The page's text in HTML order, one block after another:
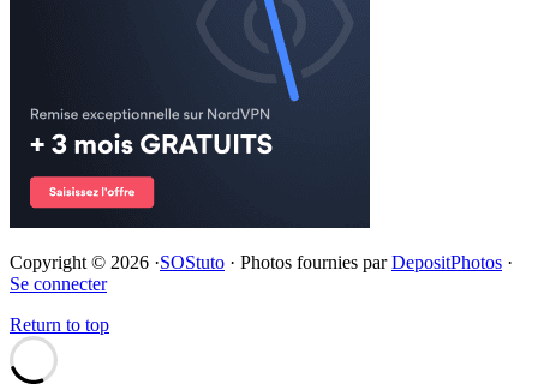
Copyright © 2026 ·SOStuto · Photos fournies parDepositPhotos ·
Se connecter
Return to top